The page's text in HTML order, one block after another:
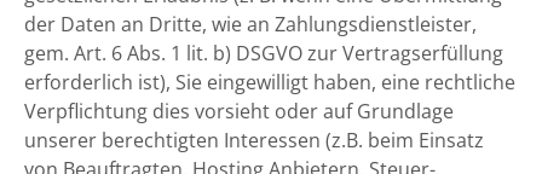
der Daten an Dritte, wie an Zahlungsdienstleister,
gem. Art. 6 Abs. 1 lit. b) DSGVO zur Vertragserfüllung
erforderlich ist), Sie eingewilligt haben, eine rechtliche
Verpflichtung dies vorsieht oder auf Grundlage
unserer berechtigten Interessen (z.B. beim Einsatz